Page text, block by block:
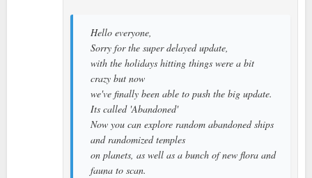
Hello everyone,
Sorry for the super delayed update,
with the holidays hitting things were a bit
crazy but now
we've finally been able to push the big update.
Its called 'Abandoned'
Now you can explore random abandoned ships
and randomized temples
on planets, as well as a bunch of new flora and
fauna to scan.